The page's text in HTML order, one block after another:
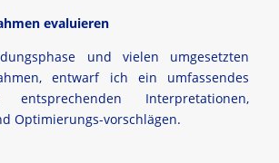
evaluieren
und vielen umgesetzten
entwarf ich ein umfassendes
Interpretationen,
Optimierungs-vorschlägen.